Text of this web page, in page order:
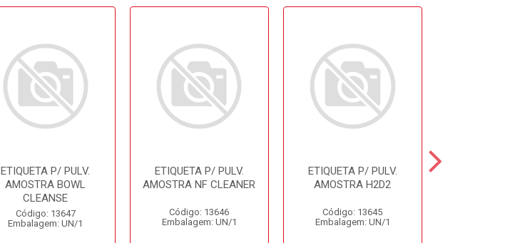
ETIQUETA P/ PULV.
AMOSTRA BOWL
CLEANSE
Código: 13647
Embalagem: UN/1
ETIQUETA P/ PULV.
AMOSTRA NF CLEANER
Código: 13646
Embalagem: UN/1
ETIQUETA P/ PULV.
AMOSTRA H2D2
Código: 13645
Embalagem: UN/1